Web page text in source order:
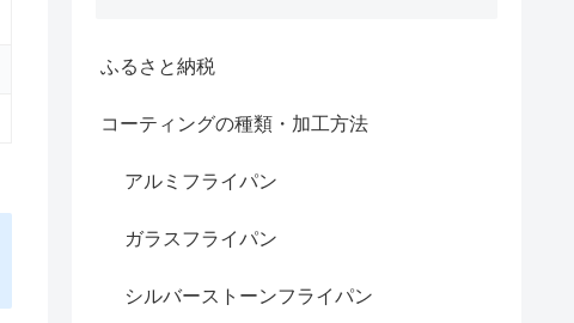
ふるさと納税
コーティングの種類・加工方法
アルミフライパン
ガラスフライパン
シルバーストーンフライパン